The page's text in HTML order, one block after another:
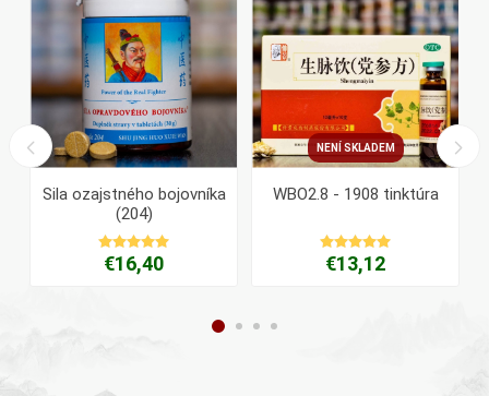
Sila ozajstného bojovníka
(204)
€16,40
NENÍ SKLADEM
WBO2.8 - 1908 tinktúra
€13,12